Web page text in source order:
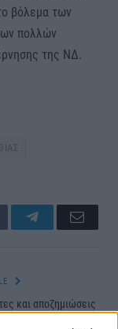
βόλεμα των
πολλών
της ΝΔ.
TelegramEmail
και αποζημιώσεις